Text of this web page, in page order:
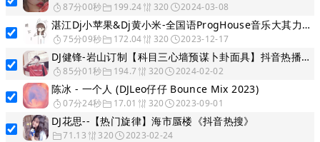
87分00秒 199.24 320 2024-03-08
湛江Dj小苹果&Dj黄小米-全国语ProgHouse音乐大其力阿尔卑斯天九专属专辑
75分09秒 172.04 320 2023-12-17
DJ健锋-岩山订制【科目三心墙预谋卜卦面具】抖音热播国语ProgHouse慢摇车载篇
85分01秒 194.7 320 2024-02-02
陈冰 - 一个人 (DJLeo仔仔 Bounce Mix 2023)
07分24秒 17.01 320 2023-09-01
DJ花思--【热门旋律】海市蜃楼《抖音热搜》
71.13 320 2023-02-24